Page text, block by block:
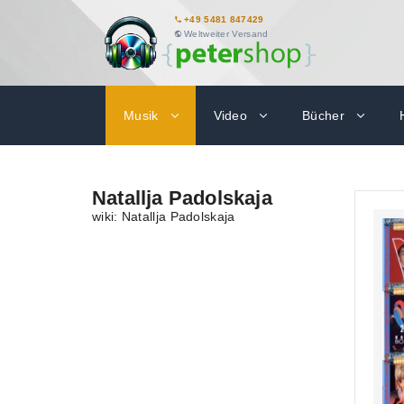
+49 5481 847429
Weltweiter Versand
Musik Video Bücher
Natallja Padolskaja
wiki: Natallja Padolskaja